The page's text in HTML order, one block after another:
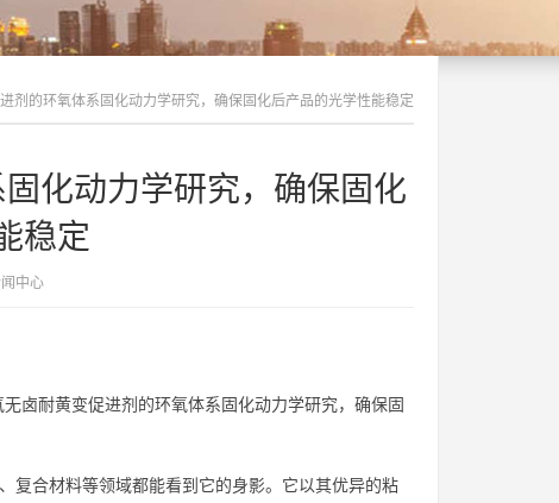
剂的环氧体系固化动力学研究，确保固化后产品的光学性能稳定
化动力学研究，确保固化
稳定
中心
卤耐黄变促进剂的环氧体系固化动力学研究，确保固
复合材料等领域都能看到它的身影。它以其优异的粘